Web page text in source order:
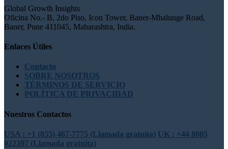
Global Growth Insights
Oficina No.- B, 2do Piso, Icon Tower, Baner-Mhalunge Road,
Baner, Pune 411045, Maharashtra, India.
Enlaces Útiles
Contacto
SOBRE NOSOTROS
TÉRMINOS DE SERVICIO
POLÍTICA DE PRIVACIDAD
Nuestros Contactos
USA : +1 (855) 467-7775 (Llamada gratuita) UK : +44 8085
022397 (Llamada gratuita)